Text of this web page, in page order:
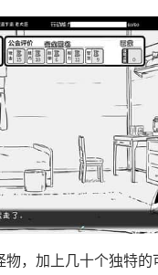
物，加上几十个独特的